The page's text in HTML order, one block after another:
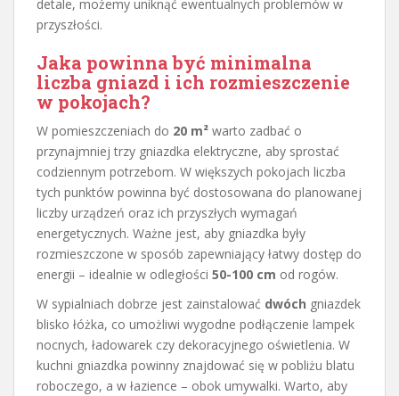
detale, możemy uniknąć ewentualnych problemów w
przyszłości.
Jaka powinna być minimalna
liczba gniazd i ich rozmieszczenie
w pokojach?
W pomieszczeniach do 20 m² warto zadbać o
przynajmniej trzy gniazdka elektryczne, aby sprostać
codziennym potrzebom. W większych pokojach liczba
tych punktów powinna być dostosowana do planowanej
liczby urządzeń oraz ich przyszłych wymagań
energetycznych. Ważne jest, aby gniazdka były
rozmieszczone w sposób zapewniający łatwy dostęp do
energii – idealnie w odległości 50-100 cm od rogów.
W sypialniach dobrze jest zainstalować dwóch gniazdek
blisko łóżka, co umożliwi wygodne podłączenie lampek
nocnych, ładowarek czy dekoracyjnego oświetlenia. W
kuchni gniazdka powinny znajdować się w pobliżu blatu
roboczego, a w łazience – obok umywalki. Warto, aby